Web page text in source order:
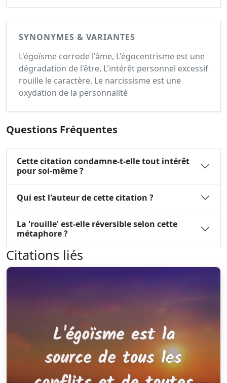
SYNONYMES & VARIANTES
L'égoïsme corrode l'âme, L'égocentrisme est une
dégradation de l'être, L'intérêt personnel excessif
rouille le caractère, Le narcissisme est une
oxydation de la personnalité
Questions Fréquentes
Cette citation condamne-t-elle tout intérêt
pour soi-même ?
Qui est l'auteur de cette citation ?
La 'rouille' est-elle réversible selon cette
métaphore ?
Citations liés